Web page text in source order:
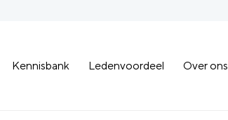
Kennisbank Ledenvoordeel Over ons